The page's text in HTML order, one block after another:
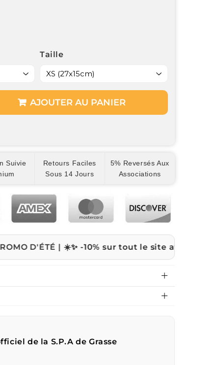
Taille
AJOUTER AU PANIER
Suivie
Retours Faciles
Sous 14 Jours
5% Reversés Aux
Associations
| ☀️✨ -10% sur tout le site avec le code
de la S.P.A de Grasse